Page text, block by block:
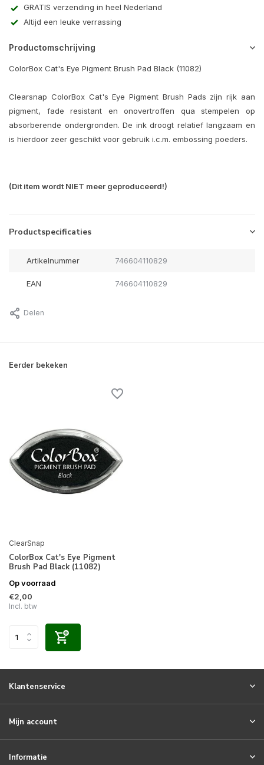
GRATIS verzending in heel Nederland
Altijd een leuke verrassing
Productomschrijving
ColorBox Cat's Eye Pigment Brush Pad Black (11082)
Clearsnap ColorBox Cat's Eye Pigment Brush Pads zijn rijk aan
pigment, fade resistant en onovertroffen qua stempelen op
absorberende ondergronden. De ink droogt relatief langzaam en
is hierdoor zeer geschikt voor gebruik i.c.m. embossing poeders.
(Dit item wordt NIET meer geproduceerd!)
Productspecificaties
Artikelnummer 746604110829
EAN 746604110829
Delen
Eerder bekeken
ClearSnap
ColorBox Cat's Eye Pigment
Brush Pad Black (11082)
Op voorraad
€2,00
Incl. btw
Klantenservice
Mijn account
Informatie